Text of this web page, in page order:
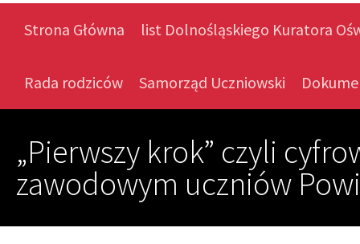
Strona Główna list Dolnośląskiego Kuratora
Rada rodziców Samorząd Uczniowski
„Pierwszy krok” czyli
zawodowym uczniów